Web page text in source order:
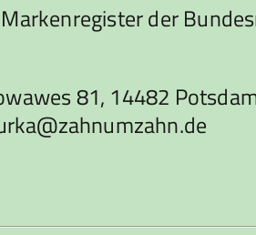
der
81, 14482